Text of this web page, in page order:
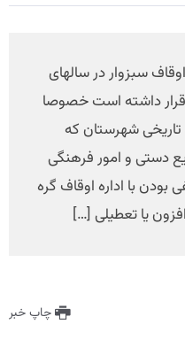
سبزوار در سالهای
داشته است خصوصا
شهرستان که
دستی و امور فرهنگی
با اداره اوقاف گره
یا تعطیلی […]
چاپ خبر